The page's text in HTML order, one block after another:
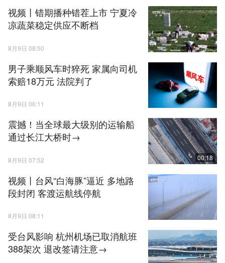
视频丨错期播种错茬上市 宁夏冷
凉蔬菜稳定供应不断档
8月9日 08:50
男子乘顺风车时猝死 家属向司机
索赔18万元 法院判了
8月9日 06:11
震撼！当全球最大级别的运输船
通过长江大桥时→
8月9日 07:52 00:18
视频丨台风“白海豚”逼近 多地路
段封闭 客渡运航线停航
8月9日 08:11
受台风影响 杭州机场已取消航班
388架次 退改签请注意→